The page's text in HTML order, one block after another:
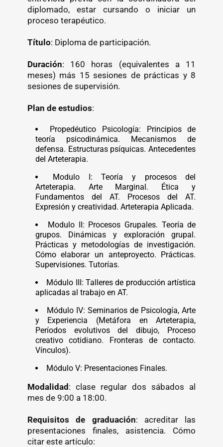
diplomado, estar cursando o iniciar un
proceso terapéutico.
Título: Diploma de participación.
Duración: 160 horas (equivalentes a 11
meses) más 15 sesiones de prácticas y 8
sesiones de supervisión.
Plan de estudios:
Propedéutico Psicología: Principios de
teoría psicodinámica. Mecanismos de
defensa. Estructuras psíquicas. Antecedentes
del Arteterapia.
Modulo I: Teoría y procesos del
Arteterapia. Arte Marginal. Ética y
Fundamentos del AT. Procesos del AT.
Expresión y creatividad. Arteterapia Aplicada.
Modulo II: Procesos Grupales. Teoría de
grupos. Dinámicas y exploración grupal.
Prácticas y metodologías de investigación.
Cómo elaborar un anteproyecto. Prácticas.
Supervisiones. Tutorías.
Módulo III: Talleres de producción artística
aplicadas al trabajo en AT.
Módulo IV: Seminarios de Psicología, Arte
y Experiencia (Metáfora en Arteterapia,
Períodos evolutivos del dibujo, Proceso
creativo cotidiano. Fronteras de contacto.
Vínculos).
Módulo V: Presentaciones Finales.
Modalidad: clase regular dos sábados al
mes de 9:00 a 18:00.
Requisitos de graduación: acreditar las
presentaciones finales, asistencia. Cómo
citar este artículo: